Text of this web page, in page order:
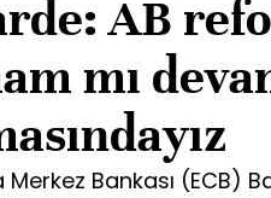
AB
mı
Bankası (ECB)